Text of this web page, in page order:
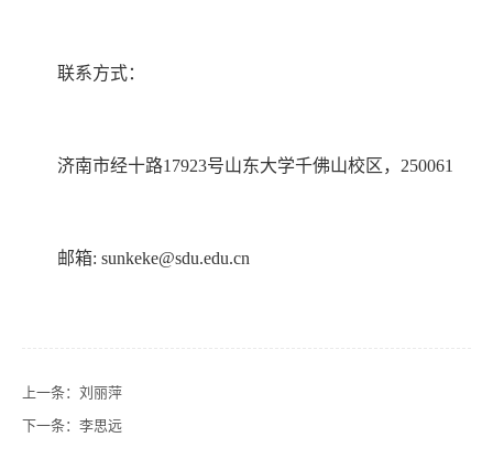
联系方式：
济南市经十路17923号山东大学千佛山校区， 250061
邮箱: sunkeke@sdu.edu.cn
上一条： 刘丽萍
下一条： 李思远